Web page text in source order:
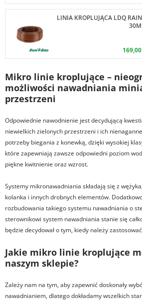
LINIA KROPLUJĄCA LDQ
30M
169,00
Mikro linie kroplujące –
możliwości nawadniania
przestrzeni
Odpowiednie nawodnienie jest decydującą
niewielkich zielonych przestrzeni i ich
potrzeby biegania z konewką, dzięki wysokiej
które zapewniają zawsze odpowiedni poziom
piękne kwitnienie oraz wzrost.
Systemy mikronawadniania składają się z
kolanka i innych drobnych elementów.
rozbudowania takiego systemu nawadniania o
sterownikowi system nawadniania stanie się
będzie decydował o tym, kiedy należy
Jakie mikro linie kroplujące
naszym sklepie?
Zależy nam na tym, aby zapewnić doskonały
nawadnianiem, dlatego dokładamy wszelkich